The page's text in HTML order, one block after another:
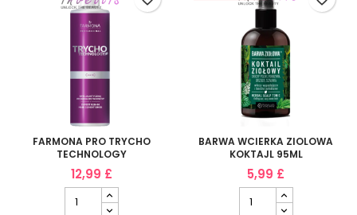
FARMONA PRO TRYCHO
TECHNOLOGY
SPECJALISTYCZNA WCIERKA
DO WLOSOW 200ML
12,99 £
BARWA WCIERKA ZIOLOWA
KOKTAJL 95ML
5,99 £